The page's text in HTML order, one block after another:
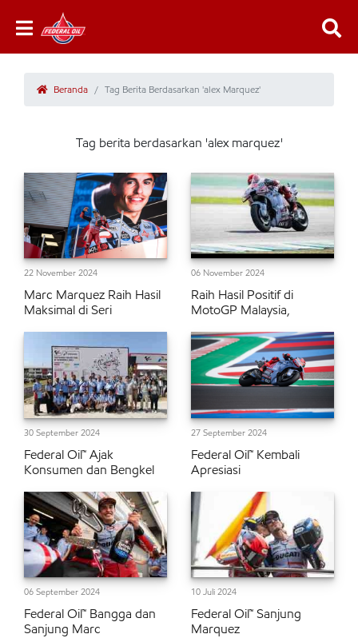
Beranda Tag Berita Berdasarkan 'alex Marquez'
Tag berita berdasarkan 'alex marquez'
22 November 2024
Marc Marquez Raih Hasil
Maksimal di Seri
06 November 2024
Raih Hasil Positif di
MotoGP Malaysia,
30 September 2024
Federal Oil™ Ajak
Konsumen dan Bengkel
27 September 2024
Federal Oil™ Kembali
Apresiasi
06 September 2024
Federal Oil™ Bangga dan
Sanjung Marc
10 Juli 2024
Federal Oil™ Sanjung
Marquez